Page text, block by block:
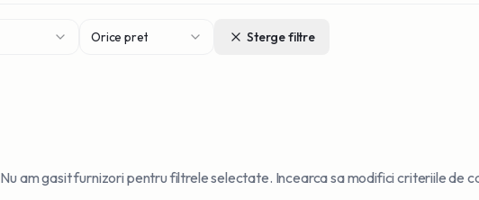
Orice pret Sterge filtre
Nu am gasit furnizori pentru filtrele selectate. Incearca sa modifici criteriile de